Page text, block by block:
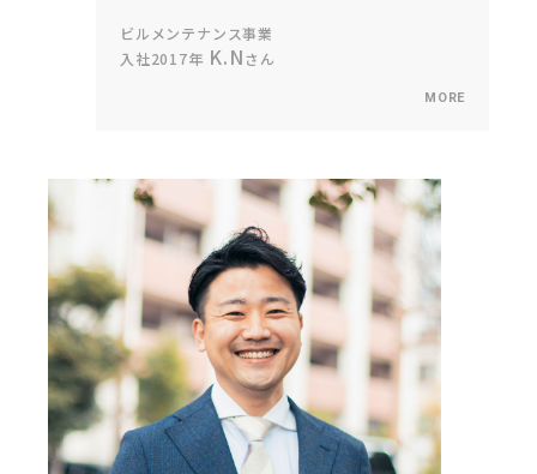
ビルメンテナンス事業
入社2017年 K.Nさん